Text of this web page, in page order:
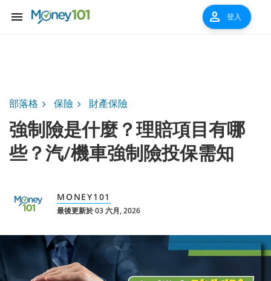
menu person 登入
部落格 保險 財產保險
強制險是什麼？理賠項目有哪
些？汽/機車強制險投保需知
MONEY101
最後更新於 03 六月, 2026